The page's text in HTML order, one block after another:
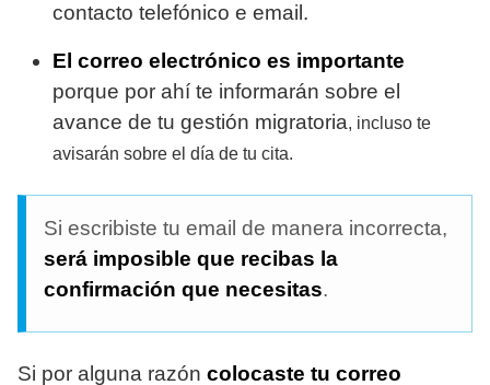
contacto telefónico e email.
El correo electrónico es importante
porque por ahí te informarán sobre el
avance de tu gestión migratoria, incluso te
avisarán sobre el día de tu cita.
Si escribiste tu email de manera incorrecta,
será imposible que recibas la
confirmación que necesitas.
Si por alguna razón colocaste tu correo